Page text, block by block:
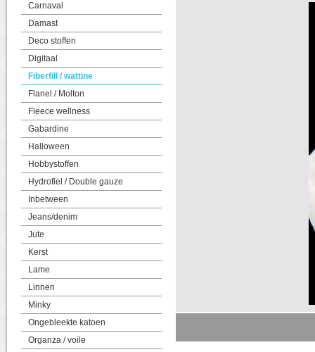
Carnaval
Damast
Deco stoffen
Digitaal
Fiberfill / wattine
Flanel / Molton
Fleece wellness
Gabardine
Halloween
Hobbystoffen
Hydrofiel / Double gauze
Inbetween
Jeans/denim
Jute
Kerst
Lame
Linnen
Minky
Ongebleekte katoen
Organza / voile